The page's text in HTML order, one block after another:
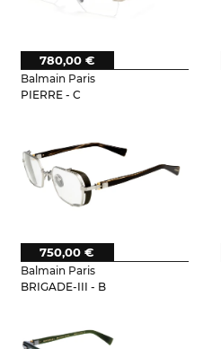
Balmain Paris
PIERRE - C
780,00 €
Balmain Paris
BRIGADE-III - B
750,00 €